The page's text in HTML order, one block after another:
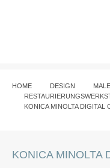
HOME DESIGN
KONICA MINOLTA DIGITAL
KONICA MINOLTA